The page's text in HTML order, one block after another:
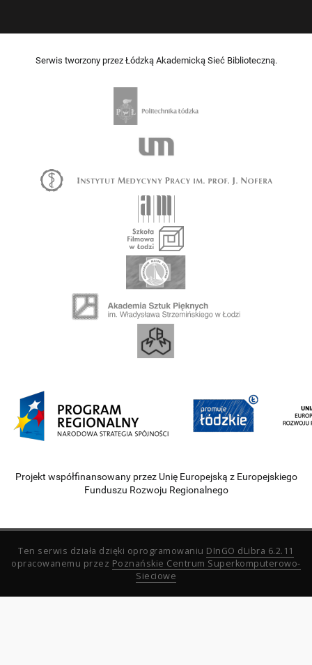
Serwis tworzony przez Łódzką Akademicką Sieć Biblioteczną.
Projekt współfinansowany przez Unię Europejską z Europejskiego
Funduszu Rozwoju Regionalnego
Ten serwis działa dzięki oprogramowaniu DInGO dLibra 6.2.11
opracowanemu przez Poznańskie Centrum Superkomputerowo-
Sieciowe